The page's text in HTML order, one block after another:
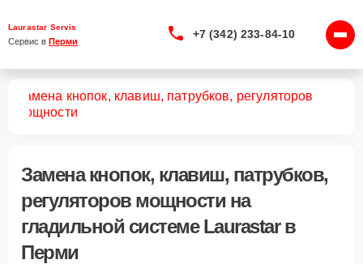
Laurastar Servis
Сервис в Перми
+7 (342) 233-84-10
Замена кнопок, клавиш, патрубков, регуляторов
мощности
Замена кнопок, клавиш, патрубков,
регуляторов мощности на
гладильной системе Laurastar в
Перми